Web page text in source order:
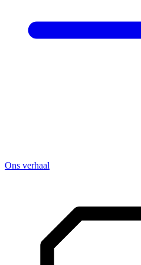
Ons verhaal